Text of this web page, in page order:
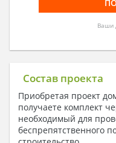
Ваши
Состав проекта
Приобретая проект
получаете комплект
необходимый для
беспрепятственного